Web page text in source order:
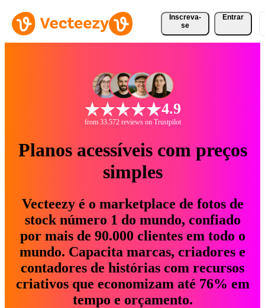
Inscreva-
se
Entrar
4.9
from 33.572 reviews on Trustpilot
Planos acessíveis com preços
simples
Vecteezy é o marketplace de fotos de
stock número 1 do mundo, confiado
por mais de 90.000 clientes em todo o
mundo. Capacita marcas, criadores e
contadores de histórias com recursos
criativos que economizam até 76% em
tempo e orçamento.